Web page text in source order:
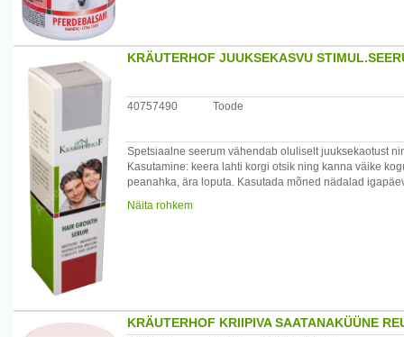
KRÄUTERHOF JUUKSEKASVU
40757490 Toode
Spetsiaalne seerum vähendab oluliselt juuksekaotust
Kasutamine: keera lahti korgi otsik ning kanna väike
peanahka, ära loputa. Kasutada mõned nädalad
Päritolumaa: Saksamaa
Näita rohkem
KRÄUTERHOF KRIIPIVA SAATANAKÜÜNE